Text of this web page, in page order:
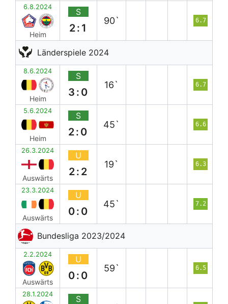
6.8.2024
Heim
S
2:1
90` 6.7
Länderspiele 2024
8.6.2024
Heim
S
3:0
16` 6.7
5.6.2024
Heim
S
2:0
45` 6.6
26.3.2024
Auswärts
U
2:2
19` 6.3
23.3.2024
Auswärts
U
0:0
45` 7.2
Bundesliga 2023/2024
2.2.2024
Auswärts
U
0:0
59` 6.5
28.1.2024 S